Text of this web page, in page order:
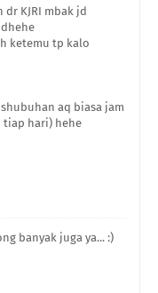
dr KJRI mbak jd
ketemu tp kalo
aq biasa jam
tiap hari) hehe
banyak juga ya... :)